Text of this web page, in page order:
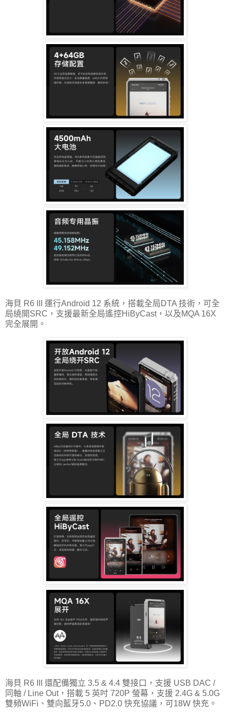
海貝 R6 III 運行Android 12 系統，搭載全局DTA 技術，可全
局繞開SRC，支援最新全局遙控HiByCast，以及MQA 16X
完全展開。
海貝 R6 III 還配備獨立 3.5 & 4.4 雙接口，支援 USB DAC /
同軸 / Line Out，搭載 5 英吋 720P 螢幕，支援 2.4G & 5.0G
雙頻WiFi、雙向藍牙5.0、PD2.0 快充協議，可18W 快充。